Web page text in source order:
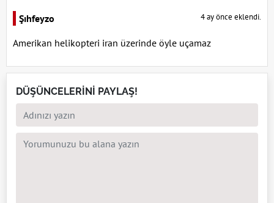
Şıhfeyzo 4 ay önce eklendi.
Amerikan helikopteri iran üzerinde öyle uçamaz
DÜŞÜNCELERİNİ PAYLAŞ!